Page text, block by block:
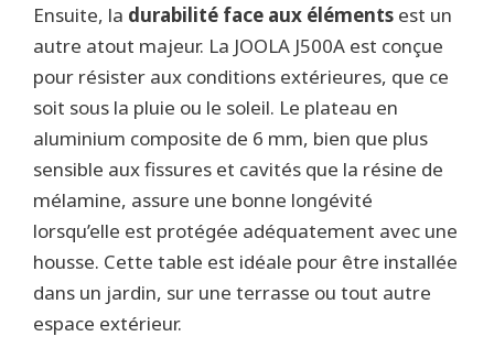
Ensuite, la durabilité face aux éléments est un
autre atout majeur. La JOOLA J500A est conçue
pour résister aux conditions extérieures, que ce
soit sous la pluie ou le soleil. Le plateau en
aluminium composite de 6 mm, bien que plus
sensible aux fissures et cavités que la résine de
mélamine, assure une bonne longévité
lorsqu’elle est protégée adéquatement avec une
housse. Cette table est idéale pour être installée
dans un jardin, sur une terrasse ou tout autre
espace extérieur.